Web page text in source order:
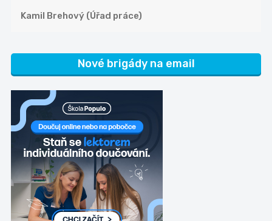
Kamil Brehový (Úřad práce)
Nové brigády na email